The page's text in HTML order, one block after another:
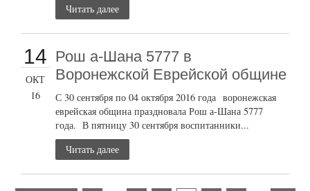
Читать далее
14
ОКТ
16
Рош а-Шана 5777 в
Воронежской Еврейской общине
С 30 сентября по 04 октября 2016 года воронежская
еврейская община праздновала Рош а-Шана 5777
года. В пятницу 30 сентября воспитанники...
Читать далее